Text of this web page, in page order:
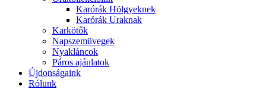
Karórák Hölgyeknek
Karórák Uraknak
Karkötők
Napszemüvegek
Nyakláncok
Páros ajánlatok
Újdonságaink
Rólunk